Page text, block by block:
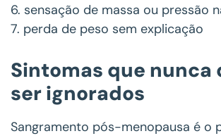
6. sensação de massa ou pressão
7. perda de peso sem explicação
Sintomas que nunca
ser ignorados
Sangramento pós-menopausa é o